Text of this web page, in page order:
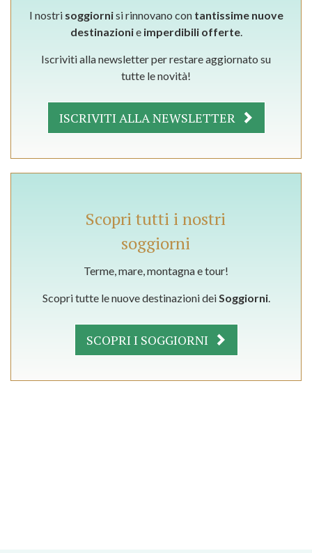
I nostri soggiornisi rinnovano con tantissime nuove
destinazionie imperdibili offerte.
Iscriviti alla newsletter per restare aggiornato su
tutte le novità!
ISCRIVITI ALLA NEWSLETTER
Scopri tutti i nostri
soggiorni
Terme, mare, montagna e tour!
Scopri tutte le nuove destinazioni deiSoggiorni.
SCOPRI I SOGGIORNI